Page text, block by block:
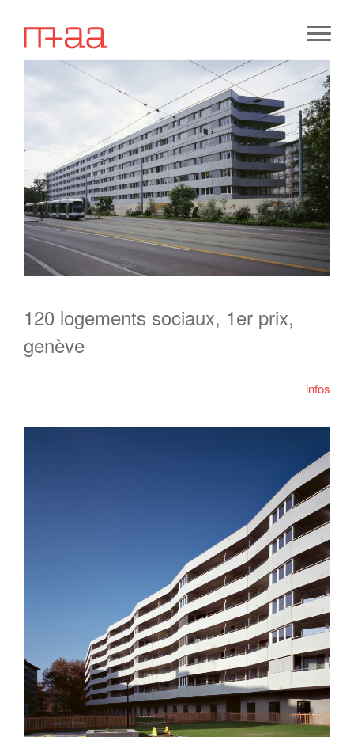
120 logements sociaux, 1er prix,
genève
infos